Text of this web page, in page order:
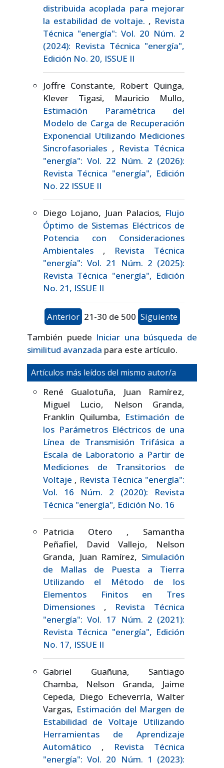
distribuida acoplada para mejorar
la estabilidad de voltaje. , Revista
Técnica "energía": Vol. 20 Núm. 2
(2024): Revista Técnica "energía",
Edición No. 20, ISSUE II
Joffre Constante, Robert Quinga,
Klever Tigasi, Mauricio Mullo,
Estimación Paramétrica del
Modelo de Carga de Recuperación
Exponencial Utilizando Mediciones
Sincrofasoriales , Revista Técnica
"energía": Vol. 22 Núm. 2 (2026):
Revista Técnica "energía", Edición
No. 22 ISSUE II
Diego Lojano, Juan Palacios, Flujo
Óptimo de Sistemas Eléctricos de
Potencia con Consideraciones
Ambientales , Revista Técnica
"energía": Vol. 21 Núm. 2 (2025):
Revista Técnica "energía", Edición
No. 21, ISSUE II
Anterior 21-30 de 500 Siguiente
También puede Iniciar una búsqueda de
similitud avanzada para este artículo.
Artículos más leídos del mismo autor/a
René Gualotuña, Juan Ramírez,
Miguel Lucio, Nelson Granda,
Franklin Quilumba, Estimación de
los Parámetros Eléctricos de una
Línea de Transmisión Trifásica a
Escala de Laboratorio a Partir de
Mediciones de Transitorios de
Voltaje , Revista Técnica "energía":
Vol. 16 Núm. 2 (2020): Revista
Técnica "energía", Edición No. 16
Patricia Otero , Samantha
Peñafiel, David Vallejo, Nelson
Granda, Juan Ramírez, Simulación
de Mallas de Puesta a Tierra
Utilizando el Método de los
Elementos Finitos en Tres
Dimensiones , Revista Técnica
"energía": Vol. 17 Núm. 2 (2021):
Revista Técnica "energía", Edición
No. 17, ISSUE II
Gabriel Guañuna, Santiago
Chamba, Nelson Granda, Jaime
Cepeda, Diego Echeverría, Walter
Vargas, Estimación del Margen de
Estabilidad de Voltaje Utilizando
Herramientas de Aprendizaje
Automático , Revista Técnica
"energía": Vol. 20 Núm. 1 (2023):